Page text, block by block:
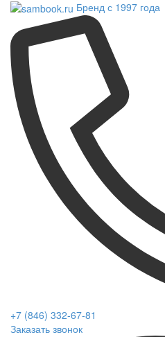
Бренд с 1997 года
+7 (846) 332-67-81
Заказать звонок